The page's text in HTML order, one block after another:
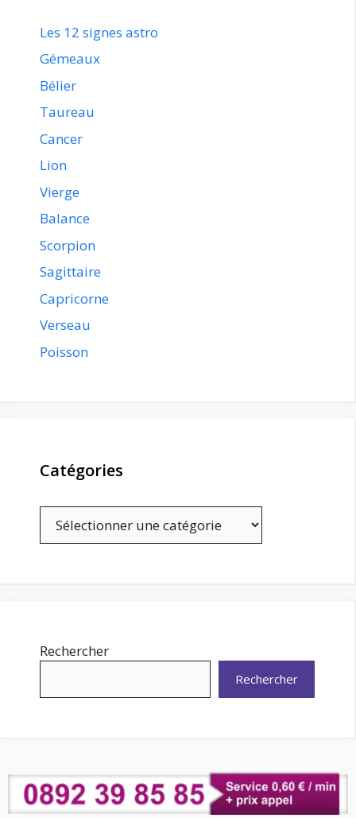
Les 12 signes astro
Gémeaux
Bélier
Taureau
Cancer
Lion
Vierge
Balance
Scorpion
Sagittaire
Capricorne
Verseau
Poisson
Catégories
Rechercher
Rechercher